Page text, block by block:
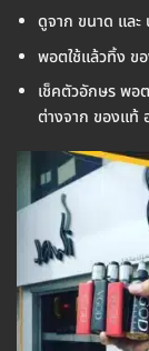
ดูจาก ขนาด แล
พอตใช้แล้วทิ้ง ข
เช็คตัวอักษร พอ
ต่างจาก ของแท้